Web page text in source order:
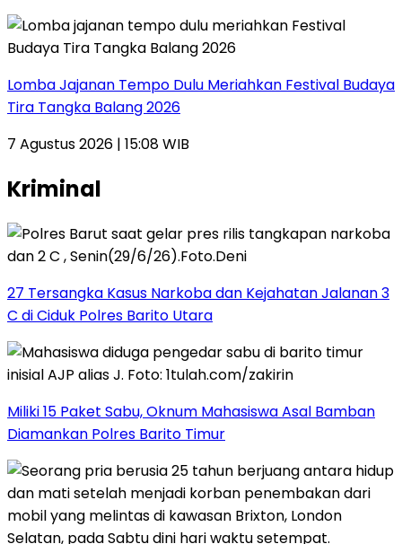
Lomba Jajanan Tempo Dulu Meriahkan Festival Budaya
Tira Tangka Balang 2026
7 Agustus 2026 | 15:08 WIB
Kriminal
27 Tersangka Kasus Narkoba dan Kejahatan Jalanan 3
C di Ciduk Polres Barito Utara
Miliki 15 Paket Sabu, Oknum Mahasiswa Asal Bamban
Diamankan Polres Barito Timur